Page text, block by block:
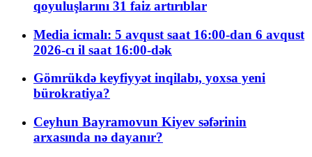
qoyuluşlarını 31 faiz artırıblar
Media icmalı: 5 avqust saat 16:00-dan 6 avqust
2026-cı il saat 16:00-dək
Gömrükdə keyfiyyət inqilabı, yoxsa yeni
bürokratiya?
Ceyhun Bayramovun Kiyev səfərinin
arxasında nə dayanır?